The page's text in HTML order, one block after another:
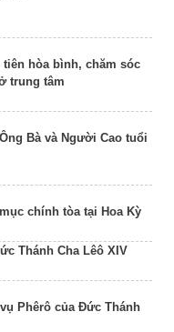
tiên hòa bình, chăm sóc
trung tâm
Bà và Người Cao tuổi
chính tòa tại Hoa Kỳ
Thánh Cha Lêô XIV
Phêrô của Đức Thánh